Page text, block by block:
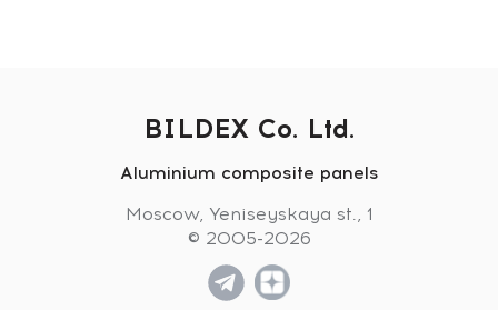
Ледовая арена
BILDEX Co. Ltd.
Aluminium composite panels
Moscow, Yeniseyskaya st., 1
© 2005-2026